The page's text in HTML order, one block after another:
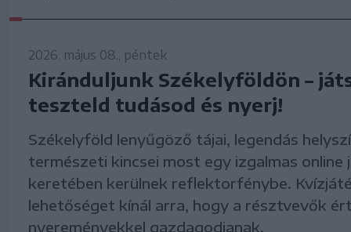
2026. május 08., péntek
Kiránduljunk Székelyföldön –
teszteld tudásod és nyerj!
Székelyföld lenyűgöző tájai, legendás
természeti kincsei most egy izgalmas online
keretében kerülnek reflektorfénybe.
lehetőséget kínál arra, hogy a résztvevők
nyereményekkel gazdagodjanak.